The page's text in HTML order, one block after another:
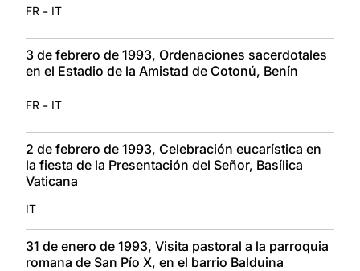
FR - IT
3 de febrero de 1993, Ordenaciones sacerdotales
en el Estadio de la Amistad de Cotonú, Benín
FR - IT
2 de febrero de 1993, Celebración eucarística en
la fiesta de la Presentación del Señor, Basílica
Vaticana
IT
31 de enero de 1993, Visita pastoral a la parroquia
romana de San Pío X, en el barrio Balduina